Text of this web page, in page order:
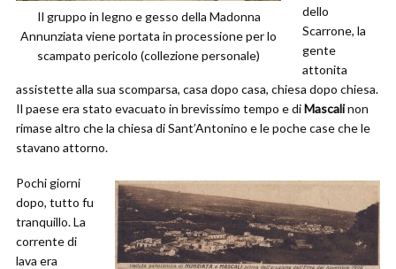
Il gruppo in legno e gesso della Madonna
Annunziata viene portata in processione per lo
scampato pericolo (collezione personale)
dello
Scarrone, la
gente
attonita
assistette alla sua scomparsa, casa dopo casa, chiesa dopo chiesa.
Il paese era stato evacuato in brevissimo tempo e diMascalinon
rimase altro che la chiesa di Sant’Antonino e le poche case che le
stavano attorno.
Pochi giorni
dopo, tutto fu
tranquillo. La
corrente di
lava era